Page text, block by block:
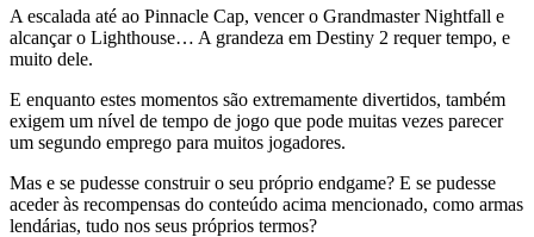
A escalada até ao Pinnacle Cap, vencer o Grandmaster Nightfall e
alcançar o Lighthouse… A grandeza em Destiny 2 requer tempo, e
muito dele.
E enquanto estes momentos são extremamente divertidos, também
exigem um nível de tempo de jogo que pode muitas vezes parecer
um segundo emprego para muitos jogadores.
Mas e se pudesse construir o seu próprio endgame? E se pudesse
aceder às recompensas do conteúdo acima mencionado, como armas
lendárias, tudo nos seus próprios termos?